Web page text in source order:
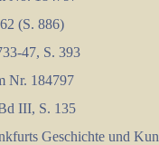
(S. 886)
47, S. 393
Nr. 184797
III, S. 135
Geschichte und